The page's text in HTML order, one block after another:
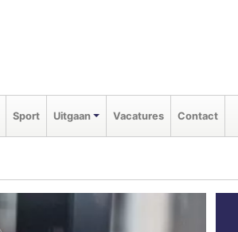
Sport Uitgaan Vacatures Contact